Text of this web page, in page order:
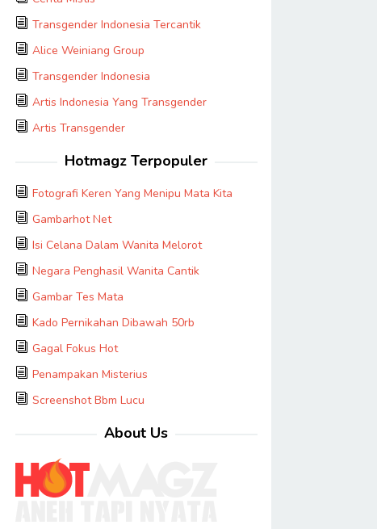
Transgender Indonesia Tercantik
Alice Weiniang Group
Transgender Indonesia
Artis Indonesia Yang Transgender
Artis Transgender
Hotmagz Terpopuler
Fotografi Keren Yang Menipu Mata Kita
Gambarhot Net
Isi Celana Dalam Wanita Melorot
Negara Penghasil Wanita Cantik
Gambar Tes Mata
Kado Pernikahan Dibawah 50rb
Gagal Fokus Hot
Penampakan Misterius
Screenshot Bbm Lucu
About Us